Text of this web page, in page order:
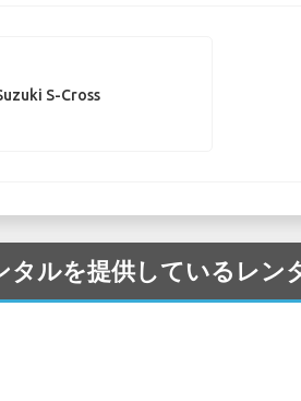
S-Cross
ルを提供しているレン